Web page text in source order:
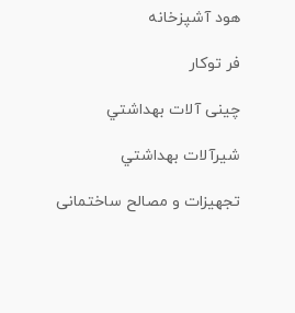
هود آشپزخانه
فر توکار
چینی آلات بهداشتي
شیرآلات بهداشتي
تجهیزات و مصالح ساختمانی